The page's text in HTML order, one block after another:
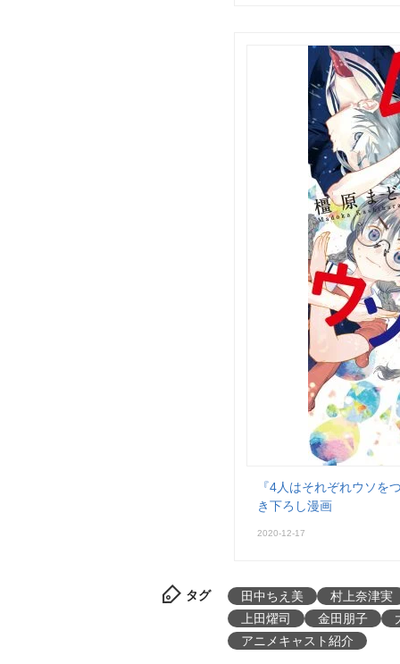
『4人はそれぞれウソを
き下ろし漫画
2020-12-17
タグ 田中ちえ美
村上奈津実
上田燿司
金田朋子
アニメキャスト紹介